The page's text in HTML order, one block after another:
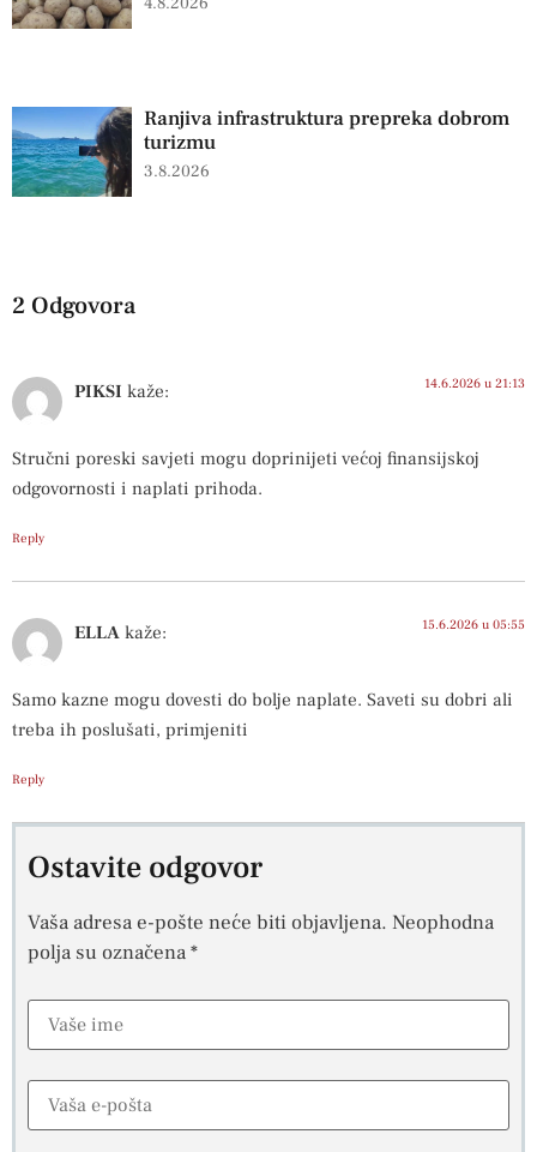
Ranjiva infrastruktura prepreka dobrom
turizmu
3.8.2026
2 Odgovora
PIKSI kaže: 14.6.2026 u 21:13
Stručni poreski savjeti mogu doprinijeti većoj finansijskoj
odgovornosti i naplati prihoda.
Reply
ELLA kaže: 15.6.2026 u 05:55
Samo kazne mogu dovesti do bolje naplate. Saveti su dobri ali
treba ih poslušati, primjeniti
Reply
Ostavite odgovor
Vaša adresa e-pošte neće biti objavljena. Neophodna
polja su označena*